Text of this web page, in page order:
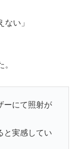
ない」
ーにて照射が
と実感してい